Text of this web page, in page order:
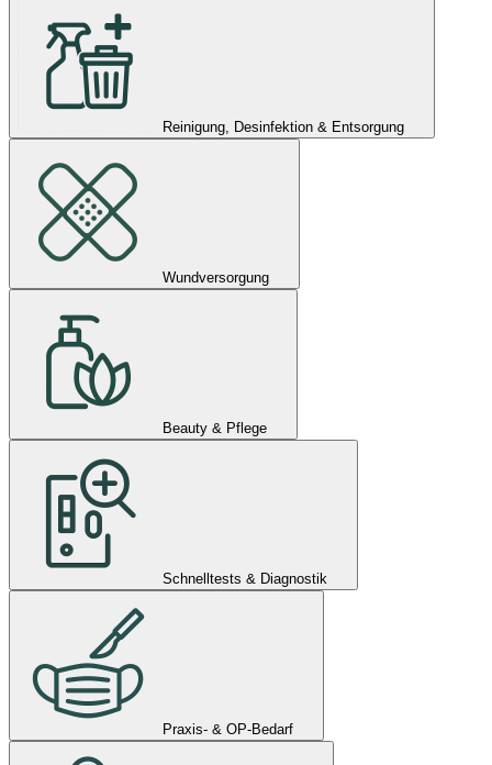
Reinigung, Desinfektion & Entsorgung
Wundversorgung
Beauty & Pflege
Schnelltests & Diagnostik
Praxis- & OP-Bedarf